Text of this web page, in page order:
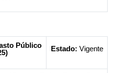
Público
Estado: Vigente